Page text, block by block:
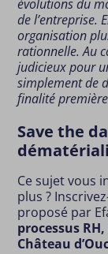
évolutions du
de l’entreprise.
organisation
rationnelle. Au
judicieux pour
simplement de
finalité
Save the
Ce sujet vous
plus ?
proposé par
processus
Château